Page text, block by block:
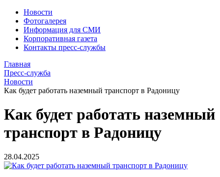
Новости
Фотогалерея
Информация для СМИ
Корпоративная газета
Контакты пресс-службы
Главная
Пресс-служба
Новости
Как будет работать наземный транспорт в Радоницу
Как будет работать наземный
транспорт в Радоницу
28.04.2025